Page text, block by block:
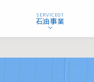
SERVICE01
石油事業